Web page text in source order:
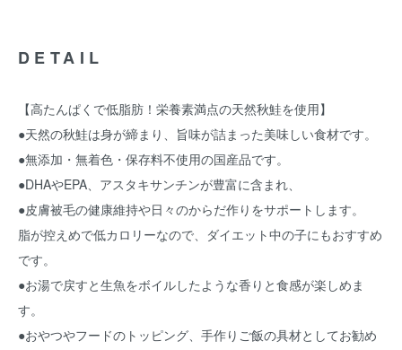
DETAIL
【高たんぱくで低脂肪！栄養素満点の天然秋鮭を使用】
●天然の秋鮭は身が締まり、旨味が詰まった美味しい食材です。
●無添加・無着色・保存料不使用の国産品です。
●DHAやEPA、アスタキサンチンが豊富に含まれ、
●皮膚被毛の健康維持や日々のからだ作りをサポートします。
脂が控えめで低カロリーなので、ダイエット中の子にもおすすめ
です。
●お湯で戻すと生魚をボイルしたような香りと食感が楽しめま
す。
●おやつやフードのトッピング、手作りご飯の具材としてお勧め